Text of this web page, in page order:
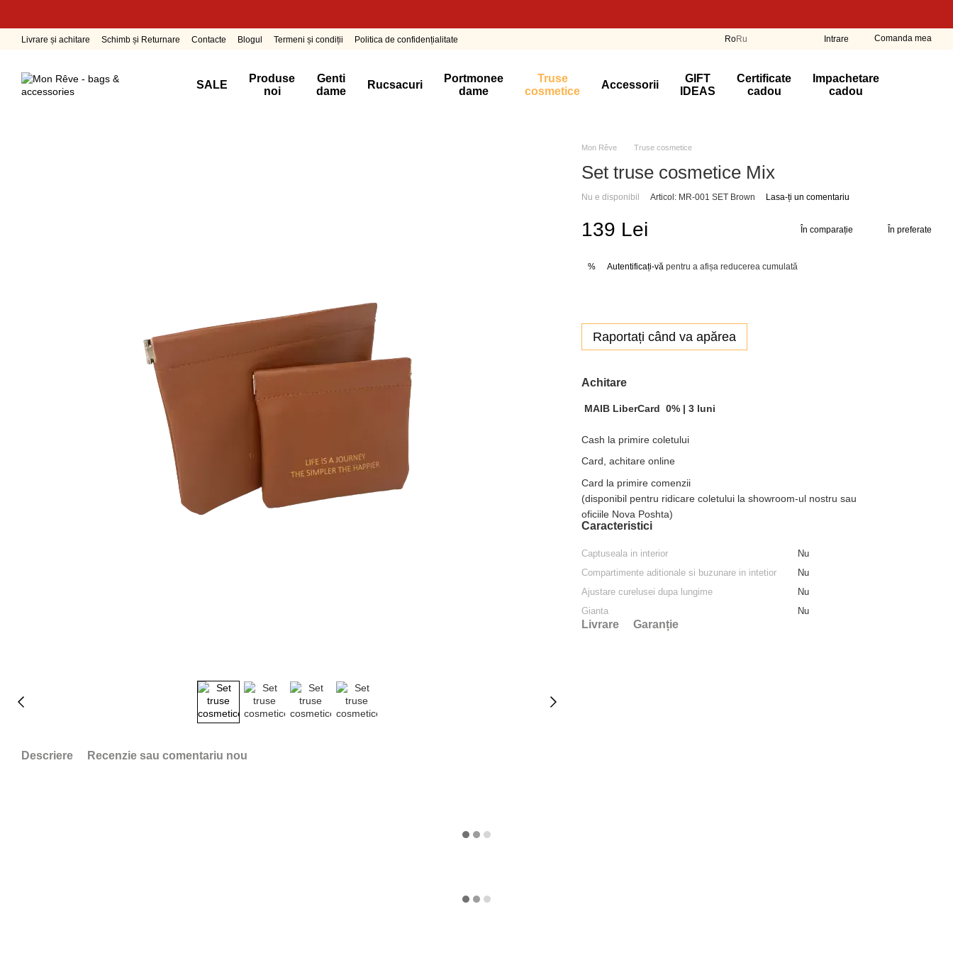
Livrare și achitare Schimb și Returnare Contacte Blogul Termeni și condiții Politica de confidențialitate RoRu Intrare Comanda mea
SALE
Produse
noi
Genti
dame
Rucsacuri
Portmonee
dame
Truse
cosmetice
Accessorii
GIFT
IDEAS
Certificate
cadou
Impachetare
cadou
Descriere Recenzie sau comentariu nou
Mon Rêve Truse cosmetice
Set truse cosmetice Mix
Nu e disponibil Articol: MR-001 SET Brown Lasa-ți un comentariu
139 Lei În comparație În preferate
% Autentificați-văpentru a afișa reducerea cumulată
Raportați când va apărea
Achitare
MAIB LiberCard 0% |3 luni
Cash la primire coletului
Card, achitare online
Card la primire comenzii
(disponibil pentru ridicare coletului la showroom-ul nostru sau
oficiile Nova Poshta)
Caracteristici
Captuseala in interior
Nu
Compartimente aditionale si buzunare in intetior
Nu
Ajustare curelusei dupa lungime
Nu
Gianta
Nu
Livrare Garanție